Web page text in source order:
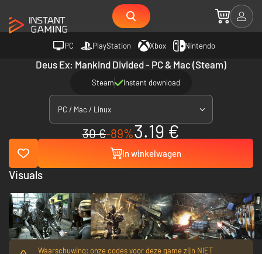
PC PlayStation Xbox Nintendo
Deus Ex: Mankind Divided - PC & Mac (Steam)
Steam Instant download
PC / Mac / Linux
30 €-89%3.19 €
In winkelwagen
Waarschuwing: onze codes voor deze game zijn NIET
Visuals